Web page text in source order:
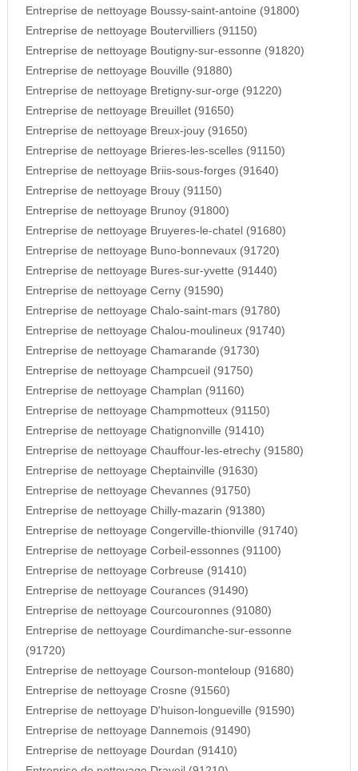
Entreprise de nettoyage Boussy-saint-antoine (91800)
Entreprise de nettoyage Boutervilliers (91150)
Entreprise de nettoyage Boutigny-sur-essonne (91820)
Entreprise de nettoyage Bouville (91880)
Entreprise de nettoyage Bretigny-sur-orge (91220)
Entreprise de nettoyage Breuillet (91650)
Entreprise de nettoyage Breux-jouy (91650)
Entreprise de nettoyage Brieres-les-scelles (91150)
Entreprise de nettoyage Briis-sous-forges (91640)
Entreprise de nettoyage Brouy (91150)
Entreprise de nettoyage Brunoy (91800)
Entreprise de nettoyage Bruyeres-le-chatel (91680)
Entreprise de nettoyage Buno-bonnevaux (91720)
Entreprise de nettoyage Bures-sur-yvette (91440)
Entreprise de nettoyage Cerny (91590)
Entreprise de nettoyage Chalo-saint-mars (91780)
Entreprise de nettoyage Chalou-moulineux (91740)
Entreprise de nettoyage Chamarande (91730)
Entreprise de nettoyage Champcueil (91750)
Entreprise de nettoyage Champlan (91160)
Entreprise de nettoyage Champmotteux (91150)
Entreprise de nettoyage Chatignonville (91410)
Entreprise de nettoyage Chauffour-les-etrechy (91580)
Entreprise de nettoyage Cheptainville (91630)
Entreprise de nettoyage Chevannes (91750)
Entreprise de nettoyage Chilly-mazarin (91380)
Entreprise de nettoyage Congerville-thionville (91740)
Entreprise de nettoyage Corbeil-essonnes (91100)
Entreprise de nettoyage Corbreuse (91410)
Entreprise de nettoyage Courances (91490)
Entreprise de nettoyage Courcouronnes (91080)
Entreprise de nettoyage Courdimanche-sur-essonne
(91720)
Entreprise de nettoyage Courson-monteloup (91680)
Entreprise de nettoyage Crosne (91560)
Entreprise de nettoyage D'huison-longueville (91590)
Entreprise de nettoyage Dannemois (91490)
Entreprise de nettoyage Dourdan (91410)